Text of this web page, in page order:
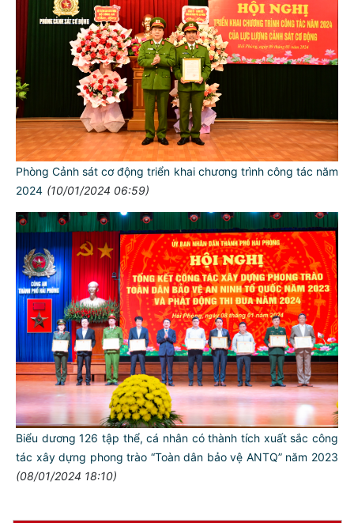
Phòng Cảnh sát cơ động triển khai chương trình công tác năm
2024 (10/01/2024 06:59)
Biểu dương 126 tập thể, cá nhân có thành tích xuất sắc công
tác xây dựng phong trào “Toàn dân bảo vệ ANTQ” năm 2023
(08/01/2024 18:10)
TƯ CÁCH
NGƯỜI CÔNG AN CÁCH MỆNH LÀ:
Đối với tự mình, phải
CẦN, KIỆM, LIÊM, CHÍNH
Đối với đồng sự, phải
THÂN ÁI GIÚP ĐỠ
Đối với chính phủ, phải
TUYỆT ĐỐI TRUNG THÀNH
Đối với nhân dân, phải
KÍNH TRỌNG LỄ PHÉP